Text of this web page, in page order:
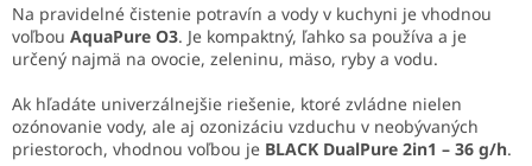
Na pravidelné čistenie potravín a vody v kuchyni je vhodnou
voľbou AquaPure O3. Je kompaktný, ľahko sa používa a je
určený najmä na ovocie, zeleninu, mäso, ryby a vodu.
Ak hľadáte univerzálnejšie riešenie, ktoré zvládne nielen
ozónovanie vody, ale aj ozonizáciu vzduchu v neobývaných
priestoroch, vhodnou voľbou je BLACK DualPure 2in1 – 36 g/h.